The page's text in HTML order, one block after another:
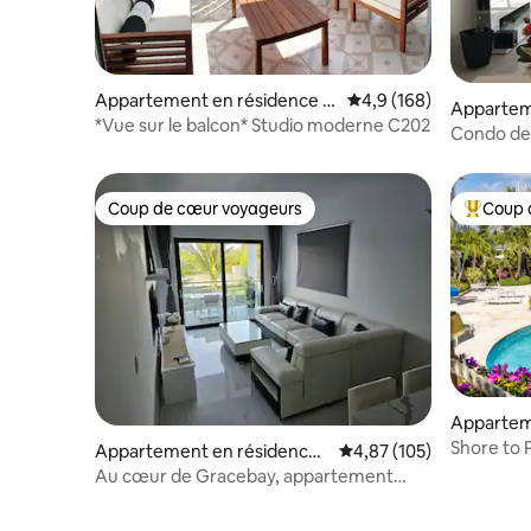
Appartement en résidence ⋅
Providenciales
Évaluation moyenne
4,9 (168)
*Vue sur le balcon* Studio moderne C202
Grace Bay
Condo
Coup de cœur voyageurs
Coup de cœur voyageurs
Appartement en résidence ⋅
Grace Bay
Évaluation moyenne
4,87 (105)
Au cœur de Gracebay, appartement
Coups
Coup
Turtle
Shore to